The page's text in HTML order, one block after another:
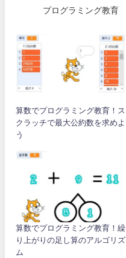
プログラミング教育
算数でプログラミング教育！ス
クラッチで最大公約数を求めよ
う
算数でプログラミング教育！繰
り上がりの足し算のアルゴリズ
ム